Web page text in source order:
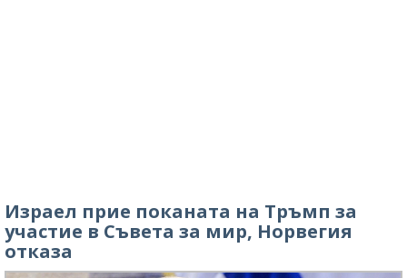
Израел прие поканата на Тръмп за
участие в Съвета за мир, Норвегия
отказа